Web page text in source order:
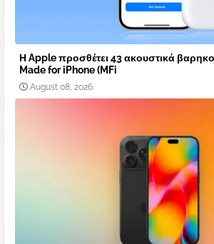
Η Apple προσθέτει 43 ακουστικά
Made for iPhone (MFi
August 08, 2026